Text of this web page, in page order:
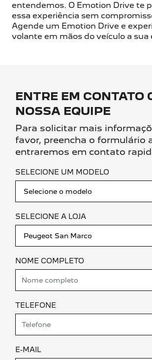
entendemos. O Emotion Drive te
essa experiência sem
Agende um Emotion Drive e
volante em mãos do veículo a sua
ENTRE EM CONTATO
NOSSA EQUIPE
Para solicitar mais
favor, preencha o formulário
entraremos em contato
SELECIONE UM MODELO
SELECIONE A LOJA
NOME COMPLETO
TELEFONE
E-MAIL